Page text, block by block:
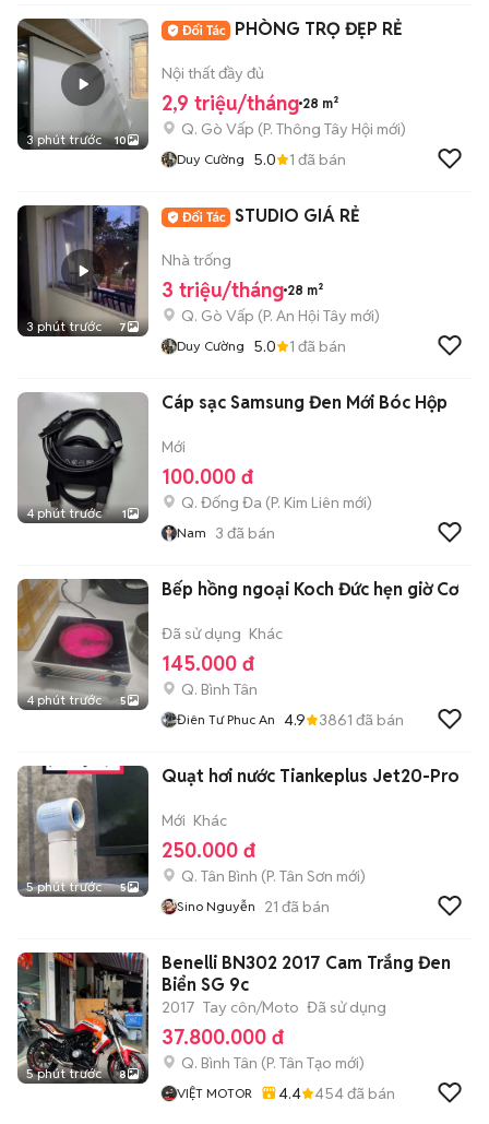
3 phút trước 10
PHÒNG TRỌ ĐẸP RẺ
Nội thất đầy đủ
2,9 triệu/tháng 28 m²
Q. Gò Vấp (P. Thông Tây Hội mới)
Duy Cường 5.0 1 đã bán
3 phút trước 7
STUDIO GIÁ RẺ
Nhà trống
3 triệu/tháng 28 m²
Q. Gò Vấp (P. An Hội Tây mới)
Duy Cường 5.0 1 đã bán
4 phút trước 1
Cáp sạc Samsung Đen Mới Bóc Hộp
Mới
100.000 đ
Q. Đống Đa (P. Kim Liên mới)
Nam 3 đã bán
4 phút trước 5
Bếp hồng ngoại Koch Đức hẹn giờ Cơ
Đã sử dụng Khác
145.000 đ
Q. Bình Tân
Điên Tư Phuc An 4.9 3861 đã bán
5 phút trước 5
Quạt hơi nước Tiankeplus Jet20-Pro
Mới Khác
250.000 đ
Q. Tân Bình (P. Tân Sơn mới)
Sino Nguyễn 21 đã bán
5 phút trước 8
Benelli BN302 2017 Cam Trắng Đen
Biển SG 9c
2017 Tay côn/Moto Đã sử dụng
37.800.000 đ
Q. Bình Tân (P. Tân Tạo mới)
VIỆT MOTOR 4.4 454đã bán